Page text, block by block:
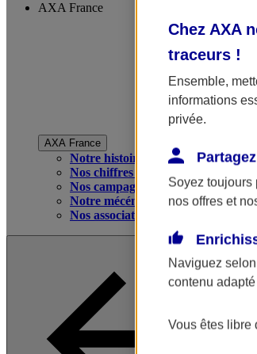
AXA France
AXA France
Notre histoire
Nos chiffres clés
Nos campagnes publicitaires
Notre mécénat
Nos associations
Chez AXA
traceurs !
Ensemble,
informations
privée.
Soyez toujours
nos offres et
Naviguez
contenu
Vous êtes libre